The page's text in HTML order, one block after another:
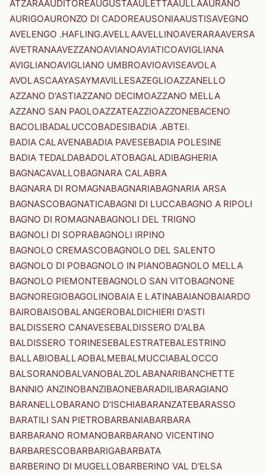
ATZARAAUDITOREAUGUSTAAULETTAAULLAAURANO
AURIGOAURONZO DI CADOREAUSONIAAUSTISAVEGNO
AVELENGO .HAFLING.AVELLAAVELLINOAVERARAAVERSA
AVETRANAAVEZZANOAVIANOAVIATICOAVIGLIANA
AVIGLIANOAVIGLIANO UMBROAVIOAVISEAVOLA
AVOLASCAAYASAYMAVILLESAZEGLIOAZZANELLO
AZZANO D'ASTIAZZANO DECIMOAZZANO MELLA
AZZANO SAN PAOLOAZZATEAZZIOAZZONEBACENO
BACOLIBADALUCCOBADESIBADIA .ABTEI.
BADIA CALAVENABADIA PAVESEBADIA POLESINE
BADIA TEDALDABADOLATOBAGALADIBAGHERIA
BAGNACAVALLOBAGNARA CALABRA
BAGNARA DI ROMAGNABAGNARIABAGNARIA ARSA
BAGNASCOBAGNATICABAGNI DI LUCCABAGNO A RIPOLI
BAGNO DI ROMAGNABAGNOLI DEL TRIGNO
BAGNOLI DI SOPRABAGNOLI IRPINO
BAGNOLO CREMASCOBAGNOLO DEL SALENTO
BAGNOLO DI POBAGNOLO IN PIANOBAGNOLO MELLA
BAGNOLO PIEMONTEBAGNOLO SAN VITOBAGNONE
BAGNOREGIOBAGOLINOBAIA E LATINABAIANOBAIARDO
BAIROBAISOBALANGEROBALDICHIERI D'ASTI
BALDISSERO CANAVESEBALDISSERO D'ALBA
BALDISSERO TORINESEBALESTRATEBALESTRINO
BALLABIOBALLAOBALMEBALMUCCIABALOCCO
BALSORANOBALVANOBALZOLABANARIBANCHETTE
BANNIO ANZINOBANZIBAONEBARADILIBARAGIANO
BARANELLOBARANO D'ISCHIABARANZATEBARASSO
BARATILI SAN PIETROBARBANIABARBARA
BARBARANO ROMANOBARBARANO VICENTINO
BARBARESCOBARBARIGABARBATA
BARBERINO DI MUGELLOBARBERINO VAL D'ELSA